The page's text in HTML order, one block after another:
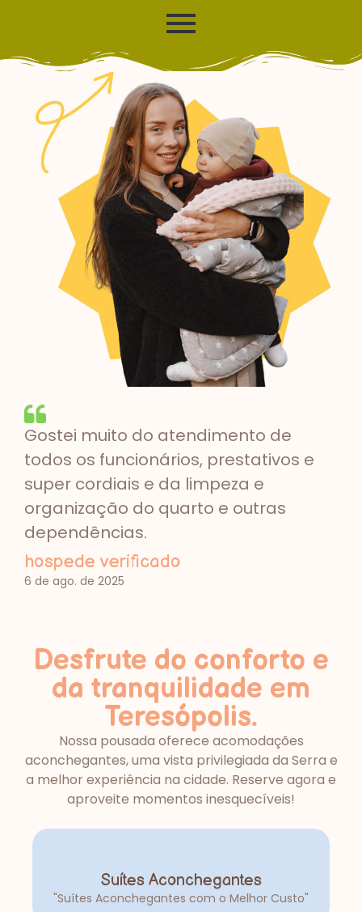
Gostei muito do atendimento de
todos os funcionários, prestativos e
super cordiais e da limpeza e
organização do quarto e outras
dependências.
hospede verificado
6 de ago. de 2025
Desfrute do conforto e
da tranquilidade em
Teresópolis.
Nossa pousada oferece acomodações
aconchegantes, uma vista privilegiada da Serra e
a melhor experiência na cidade. Reserve agora e
aproveite momentos inesquecíveis!
Suítes Aconchegantes
"Suítes Aconchegantes com o Melhor Custo"